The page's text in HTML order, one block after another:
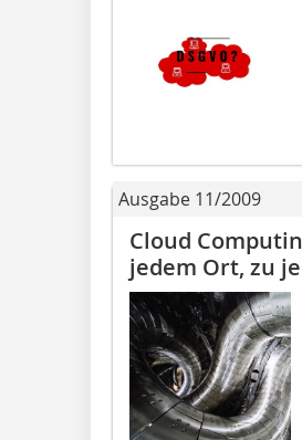
Ausgabe 11/2009
Cloud
jedem Ort, zu